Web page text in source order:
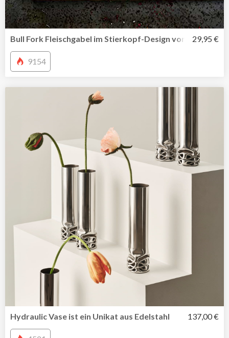
Bull Fork Fleischgabel im Stierkopf-Design von 29,95 €
9154
Hydraulic Vase ist ein Unikat aus Edelstahl 137,00 €